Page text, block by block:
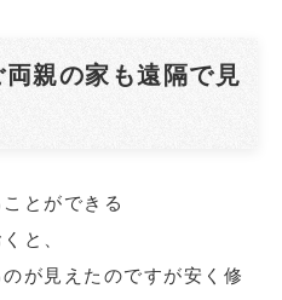
親の家も遠隔で見
とができる
と、
が見えたのですが安く修